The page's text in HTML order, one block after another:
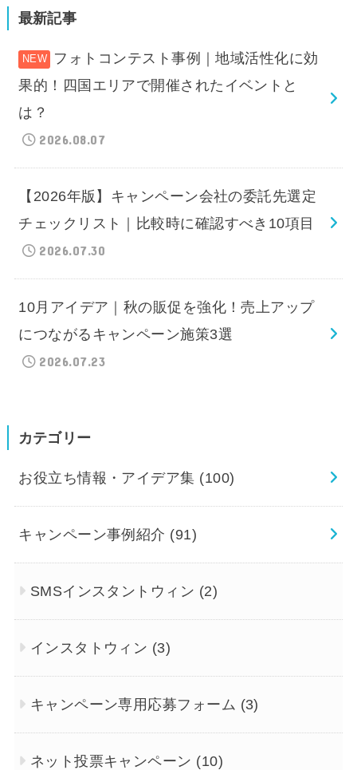
最新記事
フォトコンテスト事例｜地域活性化に効
果的！四国エリアで開催されたイベントと
は？
2026.08.07
【2026年版】キャンペーン会社の委託先選定
チェックリスト｜比較時に確認すべき10項目
2026.07.30
10月アイデア｜秋の販促を強化！売上アップ
につながるキャンペーン施策3選
2026.07.23
カテゴリー
お役立ち情報・アイデア集 (100)
キャンペーン事例紹介 (91)
SMSインスタントウィン (2)
インスタトウィン (3)
キャンペーン専用応募フォーム (3)
ネット投票キャンペーン (10)